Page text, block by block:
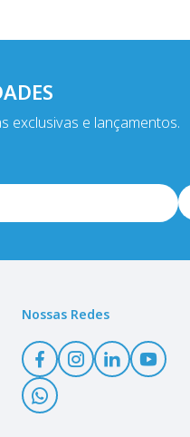
exclusivas e lançamentos.
Nossas Redes